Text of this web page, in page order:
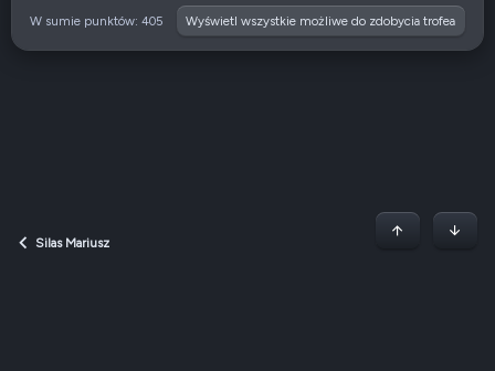
W sumie punktów: 405 Wyświetl wszystkie możliwe do zdobycia trofea
Silas Mariusz PoczątekDół